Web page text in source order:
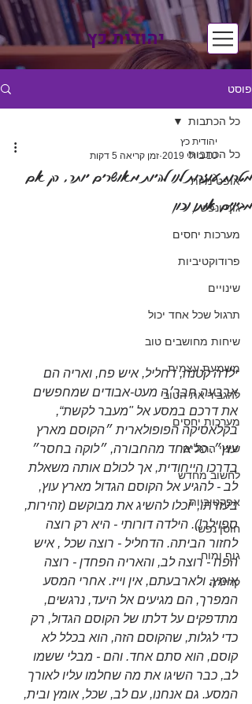
יהודית כץ
פוסט
כל הכתבות
אופטימיות
גוף ונפש
מערכות יחסים
פרודוקטיביות
שינויים
תרגול שכל אחד יכול
שיחות מחושבים טוב
משמעת עצמית
להגביר את הטוב
מערכות יחסים
שינוי הרגלים
לחשוב מחדש
אפקטיביות
חוסן נפשי
גוף ומוח
קריירה
כל הכתבות
מטרות עוזרות לנו להיות מאושרים יותר, רק אם
מבינים אותן נכון
יהודית כץ
10 ביולי 2019
זמן קריאה 5 דקות
ילדה קטנה, דחליל, איש פח, ואריה הם
ארבעה חבר׳ה מעט-אבודים שמחפשים
את דרכם במסע אל "מעבר לקשת“,
בקלאסיקה הפופולארית ״הקוסם מארץ
עוץ״. כל אחד מהחבורה, ״לוקה בחסר״
בדרכו הייחודית, אך לכולם אותה משאלת
לב - להגיע אל הקוסם הגדול מארץ עוץ,
בעזרתו, יוכלו להשיג את מבוקשם (זהירות,
ספוילר!). הילדה דורותי - היא רק רוצה
לחזור הביתה. הדחליל - רוצה שכל , איש
הפח - רוצה לב, והאריה הפחדן - רוצה
אומץ. ולארבעתם, אין וייז. אחרי המסע
המפרך, הם מגיעים אל היעד, נרגשים,
מתדפקים על דלתו של הקוסם הגדול, רק
כדי לגלות, שהקוסם הזה, הוא בכלל לא
קוסם, הוא סתם אחד. והם - מבלי ששמו
לב, כבר השיגו את מה שחלמו עליו לאורך
המסע. גם אנחנו, עם לב, שכל, אומץ ובית,